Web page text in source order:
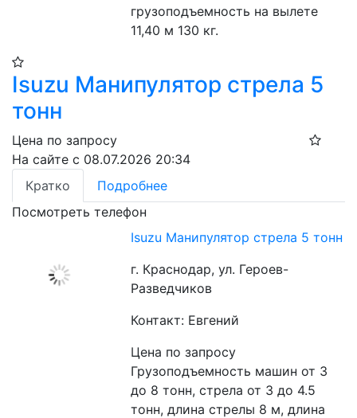
грузоподъемность на вылете
11,40 м 130 кг.
Isuzu Манипулятор стрела 5
тонн
Цена по запросу
На сайте с 08.07.2026 20:34
Кратко
Подробнее
Посмотреть телефон
Isuzu Манипулятор стрела 5 тонн
г. Краснодар, ул. Героев-
Разведчиков
Контакт: Евгений
Цена по запросу
Грузоподъемность машин от 3
до 8 тонн, стрела от 3 до 4.5
тонн, длина стрелы 8 м, длина